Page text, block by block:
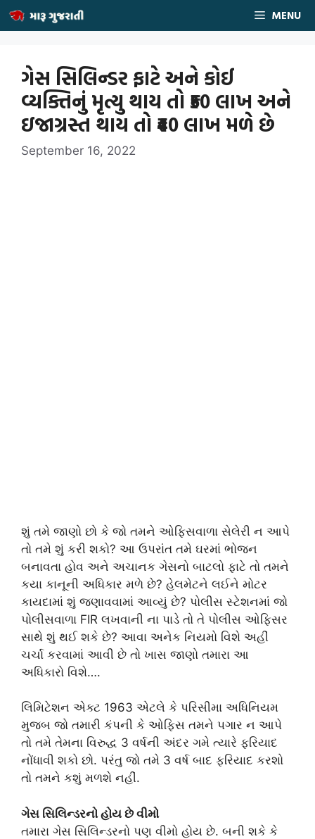
Skip
MENU
ગેસ સિલિન્ડર ફાટે અને કોઈ
વ્યક્તિનું મૃત્યુ થાય તો ₹50 લાખ અને
ઇજાગ્રસ્ત થાય તો ₹40 લાખ મળે છે
September 16, 2022
શું તમે જાણો છો કે જો તમને ઓફિસવાળા સેલેરી ન આપે
તો તમે શું કરી શકો? આ ઉપરાંત તમે ઘરમાં ભોજન
બનાવતા હોવ અને અચાનક ગેસનો બાટલો ફાટે તો તમને
કયા કાનૂની અધિકાર મળે છે? હેલમેટને લઈને મોટર
કાયદામાં શું જણાવવામાં આવ્યું છે? પોલીસ સ્ટેશનમાં જો
પોલીસવાળા FIR લખવાની ના પાડે તો તે પોલીસ ઓફિસર
સાથે શું થઈ શકે છે? આવા અનેક નિયમો વિશે અહીં
ચર્ચા કરવામાં આવી છે તો ખાસ જાણો તમારા આ
અધિકારો વિશે….
લિમિટેશન એક્ટ 1963 એટલે કે પરિસીમા અધિનિયમ
મુજબ જો તમારી કંપની કે ઓફિસ તમને પગાર ન આપે
તો તમે તેમના વિરુદ્ધ 3 વર્ષની અંદર ગમે ત્યારે ફરિયાદ
નોંધાવી શકો છો. પરંતુ જો તમે 3 વર્ષ બાદ ફરિયાદ કરશો
તો તમને કશું મળશે નહીં.
ગેસ સિલિન્ડરનો હોય છે વીમો
તમારા ગેસ સિલિન્ડરનો પણ વીમો હોય છે. બની શકે કે